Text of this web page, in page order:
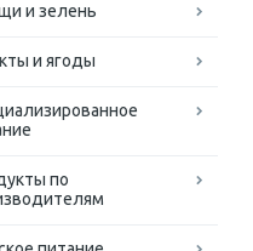
и зелень
и ягоды
по